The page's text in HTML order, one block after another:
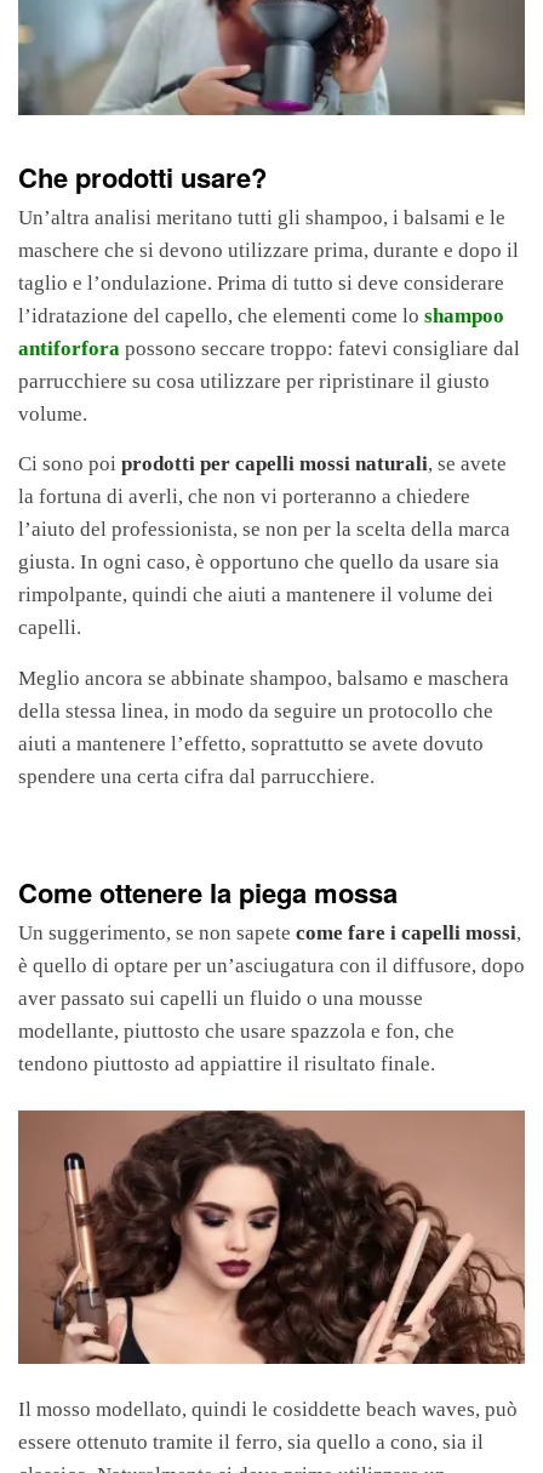
Che prodotti usare?
Un’altra analisi meritano tutti gli shampoo, i balsami e le
maschere che si devono utilizzare prima, durante e dopo il
taglio e l’ondulazione. Prima di tutto si deve considerare
l’idratazione del capello, che elementi come lo shampoo
antiforfora possono seccare troppo: fatevi consigliare dal
parrucchiere su cosa utilizzare per ripristinare il giusto
volume.
Ci sono poi prodotti per capelli mossi naturali, se avete
la fortuna di averli, che non vi porteranno a chiedere
l’aiuto del professionista, se non per la scelta della marca
giusta. In ogni caso, è opportuno che quello da usare sia
rimpolpante, quindi che aiuti a mantenere il volume dei
capelli.
Meglio ancora se abbinate shampoo, balsamo e maschera
della stessa linea, in modo da seguire un protocollo che
aiuti a mantenere l’effetto, soprattutto se avete dovuto
spendere una certa cifra dal parrucchiere.
Come ottenere la piega mossa
Un suggerimento, se non sapete come fare i capelli mossi,
è quello di optare per un’asciugatura con il diffusore, dopo
aver passato sui capelli un fluido o una mousse
modellante, piuttosto che usare spazzola e fon, che
tendono piuttosto ad appiattire il risultato finale.
Il mosso modellato, quindi le cosiddette beach waves, può
essere ottenuto tramite il ferro, sia quello a cono, sia il